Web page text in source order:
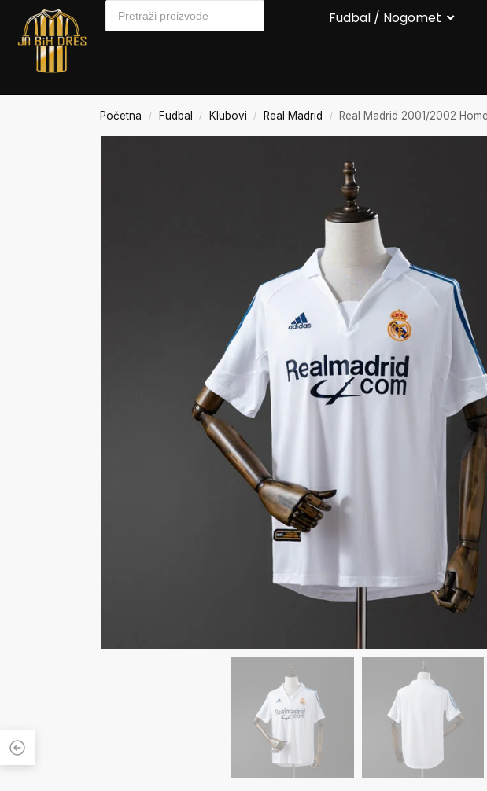
Fudbal / Nogomet
Početna / Fudbal / Klubovi / Real Madrid / Real Madrid 2001/2002